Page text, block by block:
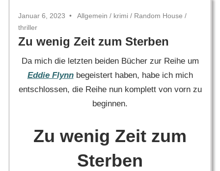
Januar 6, 2023 Allgemein / krimi / Random House /
thriller
Zu wenig Zeit zum Sterben
Da mich die letzten beiden Bücher zur Reihe um
Eddie Flynnbegeistert haben, habe ich mich
entschlossen, die Reihe nun komplett von vorn zu
beginnen.
Zu wenig Zeit zum
Sterben